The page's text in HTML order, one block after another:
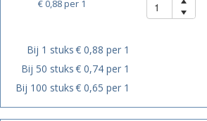
€ 0,88per 1
Bij 1 stuks€ 0,88 per 1
Bij 50 stuks€ 0,74 per 1
Bij 100 stuks€ 0,65 per 1